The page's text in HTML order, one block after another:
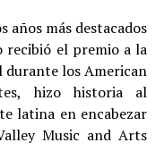
años más destacados
recibió el premio a la
los American
hizo historia al
latina en encabezar
Music and Arts